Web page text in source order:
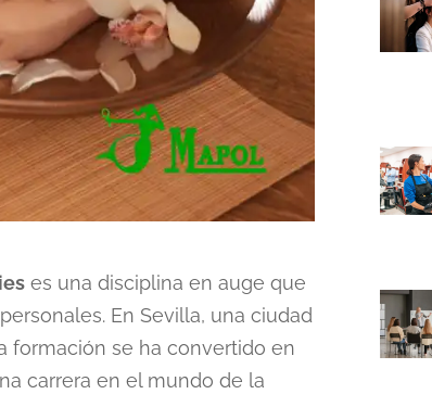
es una disciplina en auge que
En Sevilla, una ciudad
formación se ha convertido en
carrera en el mundo de la